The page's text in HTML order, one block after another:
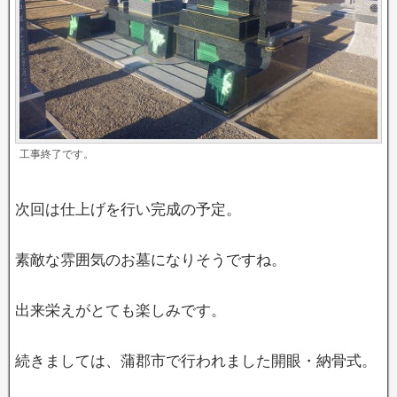
工事終了です。
次回は仕上げを行い完成の予定。
素敵な雰囲気のお墓になりそうですね。
出来栄えがとても楽しみです。
続きましては、蒲郡市で行われました開眼・納骨式。